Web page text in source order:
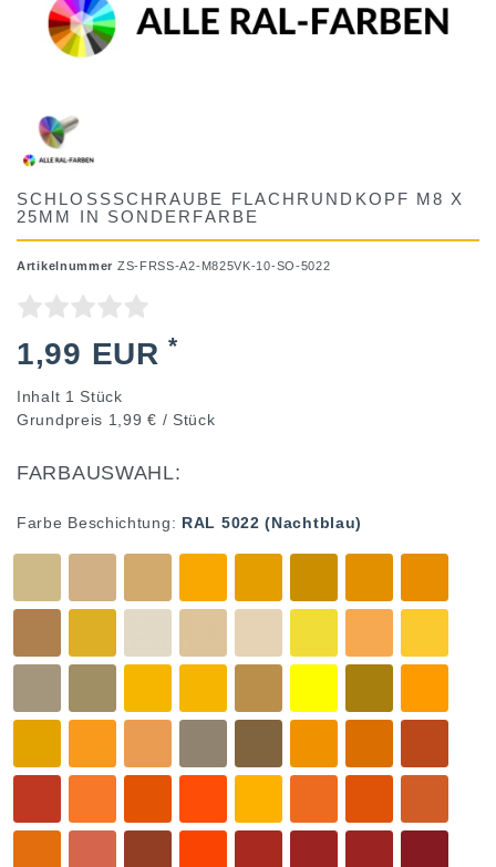
SCHLOSSSCHRAUBE FLACHRUNDKOPF M8 X
25MM IN SONDERFARBE
Artikelnummer ZS-FRSS-A2-M825VK-10-SO-5022
1,99 EUR*
Inhalt 1 Stück
Grundpreis 1,99 € / Stück
FARBAUSWAHL:
Farbe Beschichtung: RAL 5022 (Nachtblau)